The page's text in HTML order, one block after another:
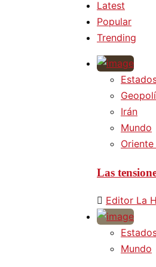
Latest
Popular
Trending
Irán
Mundo
Las
Editor La
Mundo